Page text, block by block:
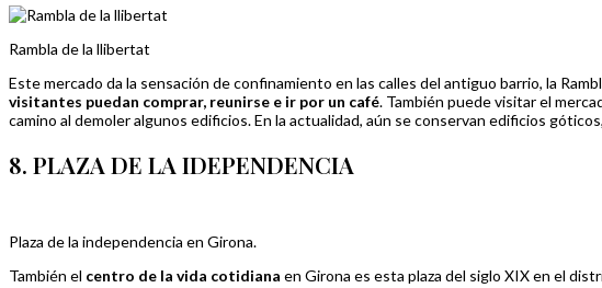
Rambla de la llibertat
Este mercado da la sensación de confinamiento en las calles del antiguo barrio, la
visitantes puedan comprar, reunirse e ir por un café. También puede visitar el
camino al demoler algunos edificios. En la actualidad, aún se conservan edificios
8. PLAZA DE LA IDEPENDENCIA
Plaza de la independencia en Girona.
También el centro de la vida cotidiana en Girona es esta plaza del siglo XIX en el